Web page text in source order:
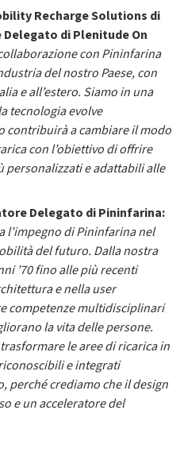
Recharge Solutions di
di Plenitude On
con Pininfarina
del nostro Paese, con
e all’estero. Siamo in una
tecnologia evolve
contribuirà a cambiare il modo
con l’obiettivo di offrire
personalizzati e adattabili alle
Delegato di Pininfarina:
l’impegno di Pininfarina nel
del futuro. Dalla nostra
’70 fino alle più recenti
e nella user
competenze multidisciplinari
la vita delle persone.
le aree di ricarica in
e integrati
perché crediamo che il design
e un acceleratore del